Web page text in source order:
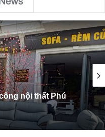
nội thất Phú